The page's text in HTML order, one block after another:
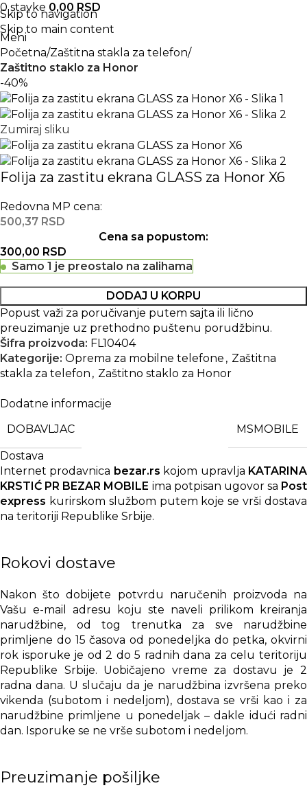
Skip to navigation
Skip to main content
0stavke 0,00 RSD
Meni
Početna Zaštitna stakla za telefon
Zaštitno staklo za Honor
-40%
Zumiraj sliku
Folija za zastitu ekrana GLASS za Honor X6
Redovna MP cena:
500,37 RSD
Cena sa popustom:
300,00 RSD
Samo 1 je preostalo na zalihama
DODAJ U KORPU
Popust važi za poručivanje putem sajta ili lično
preuzimanje uz prethodno puštenu porudžbinu.
Šifra proizvoda: FL10404
Kategorije: Oprema za mobilne telefone , Zaštitna
stakla za telefon , Zaštitno staklo za Honor
Dodatne informacije
DOBAVLJAC
MSMOBILE
Dostava
Internet prodavnica bezar.rs kojom upravlja KATARINA
KRSTIĆ PR BEZAR MOBILE ima potpisan ugovor sa Post
express kurirskom službom putem koje se vrši dostava
na teritoriji Republike Srbije.
Rokovi dostave
Nakon što dobijete potvrdu naručenih proizvoda na
Vašu e-mail adresu koju ste naveli prilikom kreiranja
narudžbine, od tog trenutka za sve narudžbine
primljene do 15 časova od ponedeljka do petka, okvirni
rok isporuke je od 2 do 5 radnih dana za celu teritoriju
Republike Srbije. Uobičajeno vreme za dostavu je 2
radna dana. U slučaju da je narudžbina izvršena preko
vikenda (subotom i nedeljom), dostava se vrši kao i za
narudžbine primljene u ponedeljak – dakle idući radni
dan. Isporuke se ne vrše subotom i nedeljom.
Preuzimanje pošiljke